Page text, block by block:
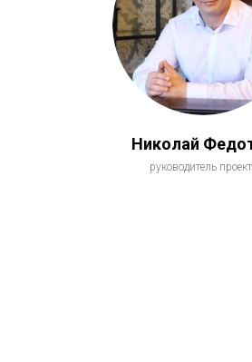
Николай
руководитель